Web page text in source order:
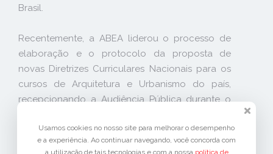
Brasil.
Recentemente, a ABEA liderou o processo de
elaboração e o protocolo da proposta de
novas Diretrizes Curriculares Nacionais para os
cursos de Arquitetura e Urbanismo do país,
recepcionando a Audiência Pública durante o
documento foi revisado e modificado a pedido
do MEC, e foi publicado na Resolução CNE/CES
Usamos cookies no nosso site para melhorar o desempenho
e a experiência. Ao continuar navegando, você concorda com
a utilização de tais tecnologias e com a nossa política de